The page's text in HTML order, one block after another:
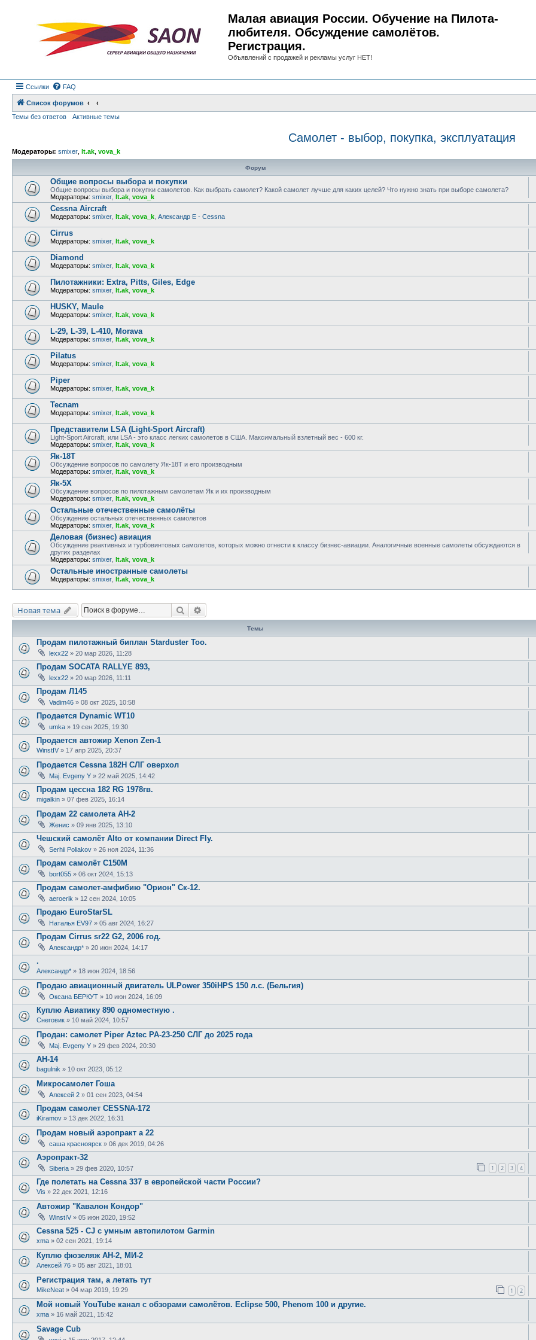
Малая авиация России. Обучение на Пилота-
любителя. Обсуждение самолётов.
Регистрация.
Объявлений с продажей и рекламы услуг НЕТ!
Ссылки FAQ
Список форумов
Темы без ответов
Активные темы
Самолет - выбор, покупка, эксплуатация
Модераторы: smixer lt.ak vova_k
Форум
Общие вопросы выбора и покупки
Общие вопросы выбора и покупки самолетов. Как выбрать самолет? Какой самолет лучше для каких целей? Что нужно знать при выборе самолета?
Модераторы: smixer lt.ak vova_k
Cessna Aircraft
Модераторы: smixer lt.ak vova_k Александр E - Cessna
Cirrus
Модераторы: smixer lt.ak vova_k
Diamond
Модераторы: smixer lt.ak vova_k
Пилотажники: Extra, Pitts, Giles, Edge
Модераторы: smixer lt.ak vova_k
HUSKY, Maule
Модераторы: smixer lt.ak vova_k
L-29, L-39, L-410, Morava
Модераторы: smixer lt.ak vova_k
Pilatus
Модераторы: smixer lt.ak vova_k
Piper
Модераторы: smixer lt.ak vova_k
Tecnam
Модераторы: smixer lt.ak vova_k
Представители LSA (Light-Sport Aircraft)
Light-Sport Aircraft, или LSA - это класс легких самолетов в США. Максимальный взлетный вес - 600 кг.
Модераторы: smixer lt.ak vova_k
Як-18Т
Обсуждение вопросов по самолету Як-18Т и его производным
Модераторы: smixer lt.ak vova_k
Як-5Х
Обсуждение вопросов по пилотажным самолетам Як и их производным
Модераторы: smixer lt.ak vova_k
Остальные отечественные самолёты
Обсуждение остальных отечественных самолетов
Модераторы: smixer lt.ak vova_k
Деловая (бизнес) авиация
Обсуждение реактивных и турбовинтовых самолетов, которых можно отнести к классу бизнес-авиации. Аналогичные военные самолеты обсуждаются в
других разделах
Модераторы: smixer lt.ak vova_k
Остальные иностранные самолеты
Модераторы: smixer lt.ak vova_k
Новая тема Поиск
Темы
Продам пилотажный биплан Starduster Too.
lexx22 » 20 мар 2026, 11:28
Продам SOCATA RALLYE 893,
lexx22 » 20 мар 2026, 11:11
Продам Л145
Vadim46 » 08 окт 2025, 10:58
Продается Dynamic WT10
umka » 19 сен 2025, 19:30
Продается автожир Xenon Zen-1
WinstIV » 17 апр 2025, 20:37
Продается Cessna 182H СЛГ оверхол
Maj. Evgeny Y » 22 май 2025, 14:42
Продам цессна 182 RG 1978гв.
migalkin » 07 фев 2025, 16:14
Продам 22 самолета АН-2
Женис » 09 янв 2025, 13:10
Чешский самолёт Alto от компании Direct Fly.
Serhii Poliakov » 26 ноя 2024, 11:36
Продам самолёт С150М
bort055 » 06 окт 2024, 15:13
Продам самолет-амфибию "Орион" Ск-12.
aeroerik » 12 сен 2024, 10:05
Продаю EuroStarSL
Наталья EV97 » 05 авг 2024, 16:27
Продам Cirrus sr22 G2, 2006 год.
Александр* » 20 июн 2024, 14:17
.
Александр* » 18 июн 2024, 18:56
Продаю авиационный двигатель ULPower 350iHPS 150 л.с. (Бельгия)
Оксана БЕРКУТ » 10 июн 2024, 16:09
Куплю Авиатику 890 одноместную .
Снеговик » 10 май 2024, 10:57
Продан: самолет Piper Aztec PA-23-250 СЛГ до 2025 года
Maj. Evgeny Y » 29 фев 2024, 20:30
АН-14
bagulnik » 10 окт 2023, 05:12
Микросамолет Гоша
Алексей 2 » 01 сен 2023, 04:54
Продам самолет CESSNA-172
iKiramov » 13 дек 2022, 16:31
Продам новый аэропракт а 22
саша красноярск » 06 дек 2019, 04:26
Аэропракт-32
Siberia » 29 фев 2020, 10:57 1 2 3 4
Где полетать на Cessna 337 в европейской части России?
Vis » 22 дек 2021, 12:16
Автожир "Кавалон Кондор"
WinstIV » 05 июн 2020, 19:52
Cessna 525 - CJ с умным автопилотом Garmin
xma » 02 сен 2021, 19:14
Куплю фюзеляж АН-2, МИ-2
Алексей 76 » 05 авг 2021, 18:01
Регистрация там, а летать тут
MikeNeat » 04 мар 2019, 19:29 1 2
Мой новый YouTube канал с обзорами самолётов. Eclipse 500, Phenom 100 и другие.
xma » 16 май 2021, 15:42
Savage Cub